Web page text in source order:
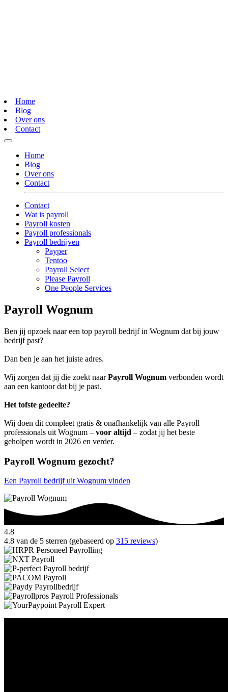
Home
Blog
Over ons
Contact
Home
Blog
Over ons
Contact
Contact
Wat is payroll
Payroll kosten
Payroll professionals
Payroll bedrijven
Payper
Tentoo
Payroll Select
Please Payroll
One People Services
Payroll Wognum
Ben jij opzoek naar een top payroll bedrijf in Wognum dat bij jouw
bedrijf past?
Dan ben je aan het juiste adres.
Wij zorgen dat jij die zoekt naarPayroll Wognum verbonden wordt
aan een kantoor dat bij je past.
Het tofste gedeelte?
Wij doen dit compleet gratis & onafhankelijk van alle Payroll
professionals uit Wognum – voor altijd – zodat jij het beste
geholpen wordt in 2026 en verder.
Payroll Wognum gezocht?
Een Payroll bedrijf uit Wognum vinden
4.8
4.8 van de 5 sterren (gebaseerd op 315 reviews)